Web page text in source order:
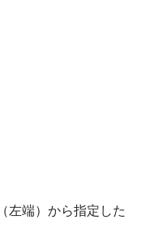
左端）から指定した